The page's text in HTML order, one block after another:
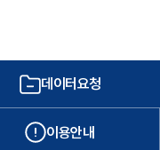
데이터요청
이용안내